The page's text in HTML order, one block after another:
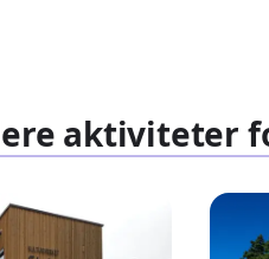
aktiviteter